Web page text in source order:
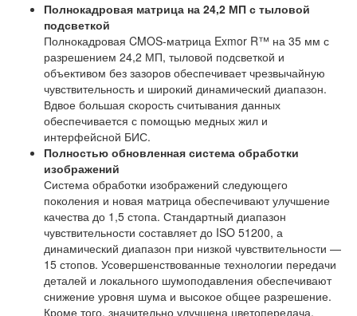
Полнокадровая матрица на 24,2 МП с тыловой
подсветкой
Полнокадровая CMOS-матрица Exmor R™ на 35 мм с
разрешением 24,2 МП, тыловой подсветкой и
объективом без зазоров обеспечивает чрезвычайную
чувствительность и широкий динамический диапазон.
Вдвое большая скорость считывания данных
обеспечивается с помощью медных жил и
интерфейсной БИС.
Полностью обновленная система обработки
изображений
Система обработки изображений следующего
поколения и новая матрица обеспечивают улучшение
качества до 1,5 стопа. Стандартный диапазон
чувствительности составляет до ISO 51200, а
динамический диапазон при низкой чувствительности —
15 стопов. Усовершенствованные технологии передачи
деталей и локального шумоподавления обеспечивают
снижение уровня шума и высокое общее разрешение.
Кроме того, значительно улучшена цветопередача,